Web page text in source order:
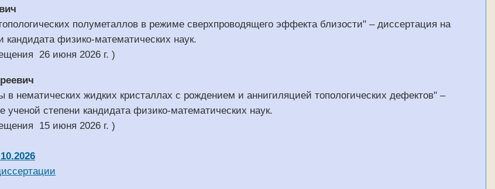
полуметаллов в режиме сверхпроводящего эффекта близости" – диссертация на
кандидата физико-математических наук.
26 июня 2026 г. )
в нематических жидких кристаллах с рождением и аннигиляцией топологических дефектов" –
ученой степени кандидата физико-математических наук.
15 июня 2026 г. )